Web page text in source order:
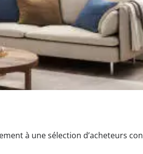
à une sélection d’acheteurs